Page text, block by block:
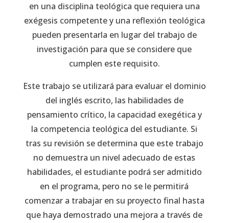
en una disciplina teológica que requiera una
exégesis competente y una reflexión teológica
pueden presentarla en lugar del trabajo de
investigación para que se considere que
cumplen este requisito.
Este trabajo se utilizará para evaluar el dominio
del inglés escrito, las habilidades de
pensamiento crítico, la capacidad exegética y
la competencia teológica del estudiante. Si
tras su revisión se determina que este trabajo
no demuestra un nivel adecuado de estas
habilidades, el estudiante podrá ser admitido
en el programa, pero no se le permitirá
comenzar a trabajar en su proyecto final hasta
que haya demostrado una mejora a través de